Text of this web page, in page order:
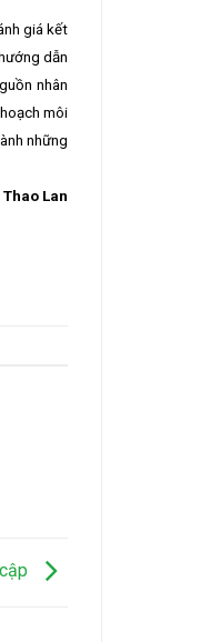
giá kết
dẫn
nhân
môi
những
Thao Lan